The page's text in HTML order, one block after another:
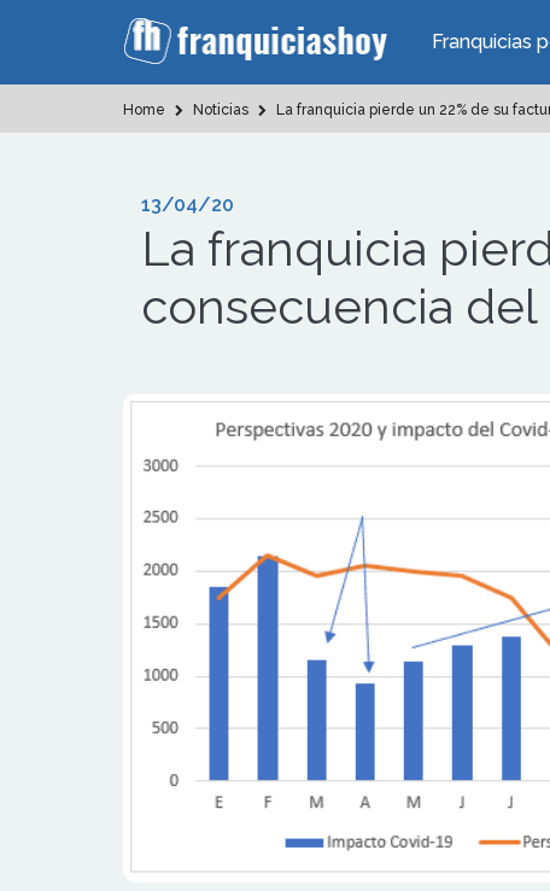
Franquicias
Home Noticias La franquicia pierde un 22% de su
13/04/20
La franquicia
consecuencia del